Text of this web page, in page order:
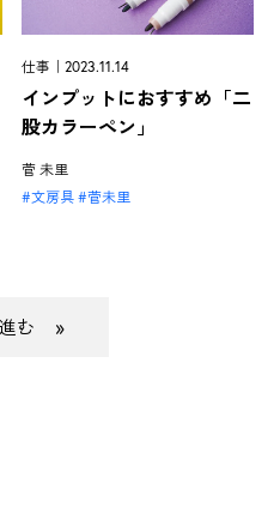
仕事｜2023.11.14
インプットにおすすめ「二
股カラーペン」
菅 未里
文房具
菅未里
»